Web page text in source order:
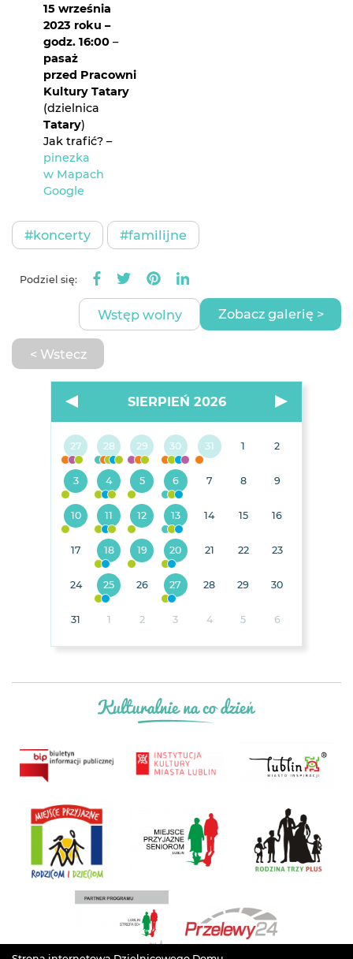
15 września
2023 roku –
godz. 16:00 –
pasaż
przed Pracowniami
Kultury Tatary
(dzielnica
Tatary)
Jak trafić? –
pinezka
w Mapach
Google
#koncerty #familijne
Podziel się:
< Wstecz
Wstęp wolny Zobacz galerię >
SIERPIEŃ 2026
27 28 29 30 31 1 2
3 4 5 6 7 8 9
10 11 12 13 14 15 16
17 18 19 20 21 22 23
24 25 26 27 28 29 30
31 1 2 3 4 5 6